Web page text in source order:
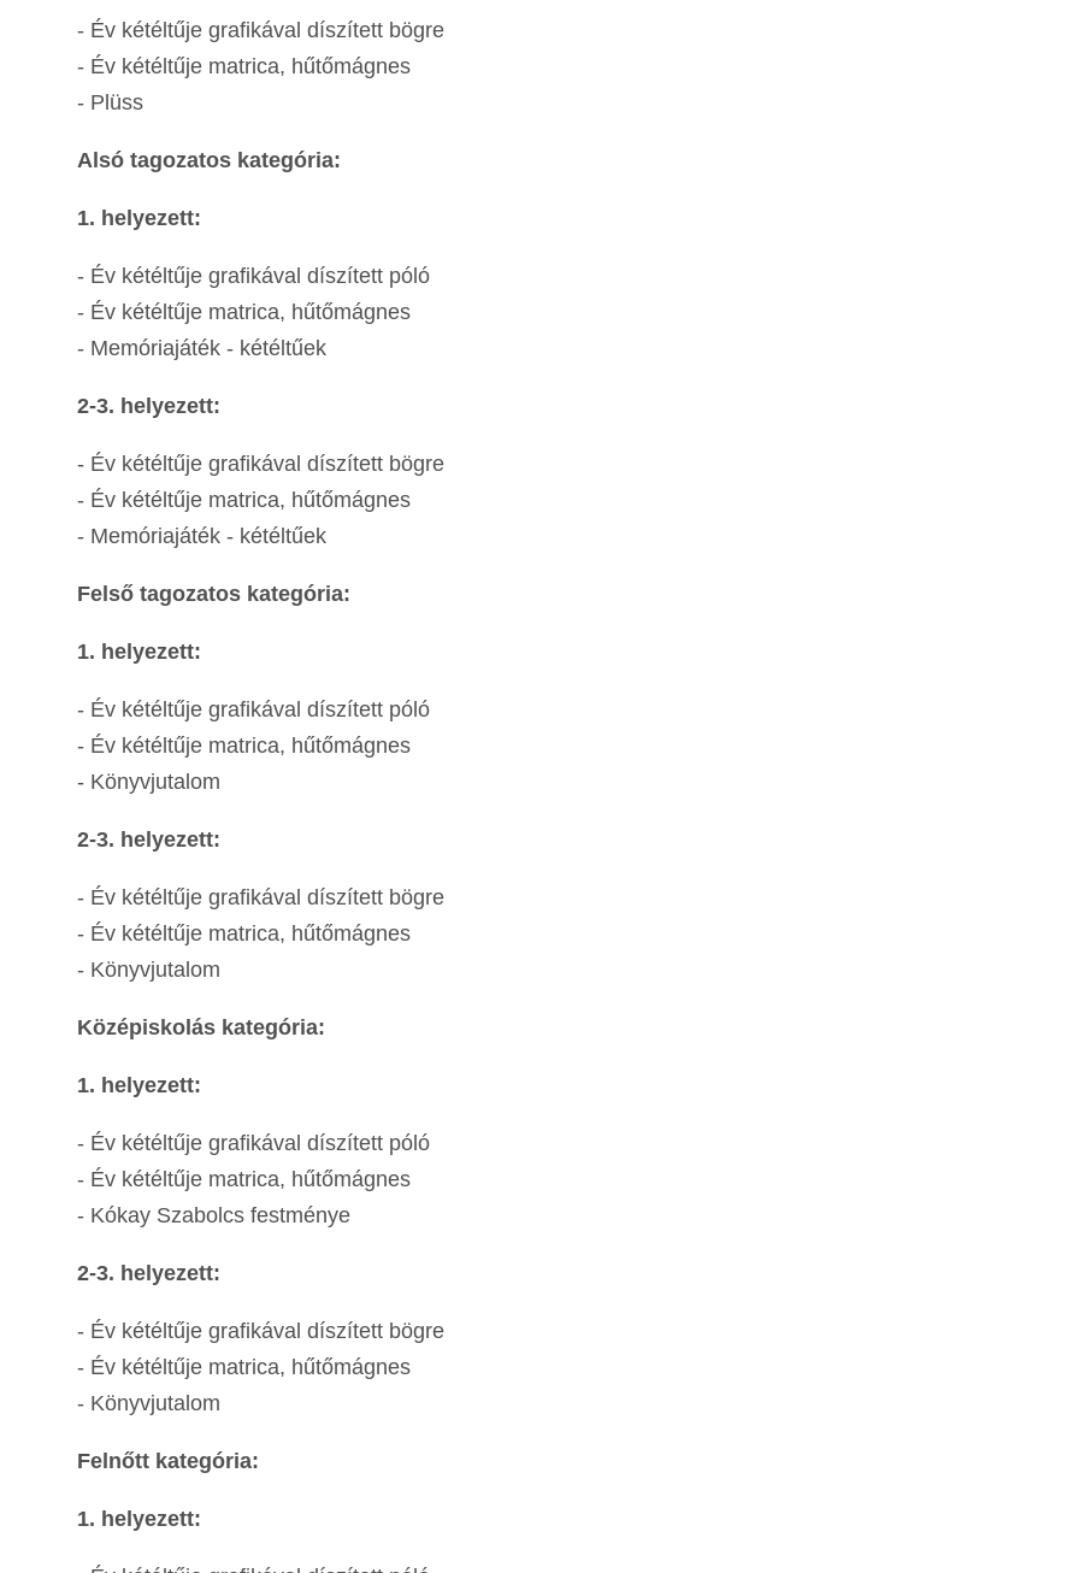
- Év kétéltűje grafikával díszített bögre
- Év kétéltűje matrica, hűtőmágnes
- Plüss
Alsó tagozatos kategória:
1. helyezett:
- Év kétéltűje grafikával díszített póló
- Év kétéltűje matrica, hűtőmágnes
- Memóriajáték - kétéltűek
2-3. helyezett:
- Év kétéltűje grafikával díszített bögre
- Év kétéltűje matrica, hűtőmágnes
- Memóriajáték - kétéltűek
Felső tagozatos kategória:
1. helyezett:
- Év kétéltűje grafikával díszített póló
- Év kétéltűje matrica, hűtőmágnes
- Könyvjutalom
2-3. helyezett:
- Év kétéltűje grafikával díszített bögre
- Év kétéltűje matrica, hűtőmágnes
- Könyvjutalom
Középiskolás kategória:
1. helyezett:
- Év kétéltűje grafikával díszített póló
- Év kétéltűje matrica, hűtőmágnes
- Kókay Szabolcs festménye
2-3. helyezett:
- Év kétéltűje grafikával díszített bögre
- Év kétéltűje matrica, hűtőmágnes
- Könyvjutalom
Felnőtt kategória:
1. helyezett: